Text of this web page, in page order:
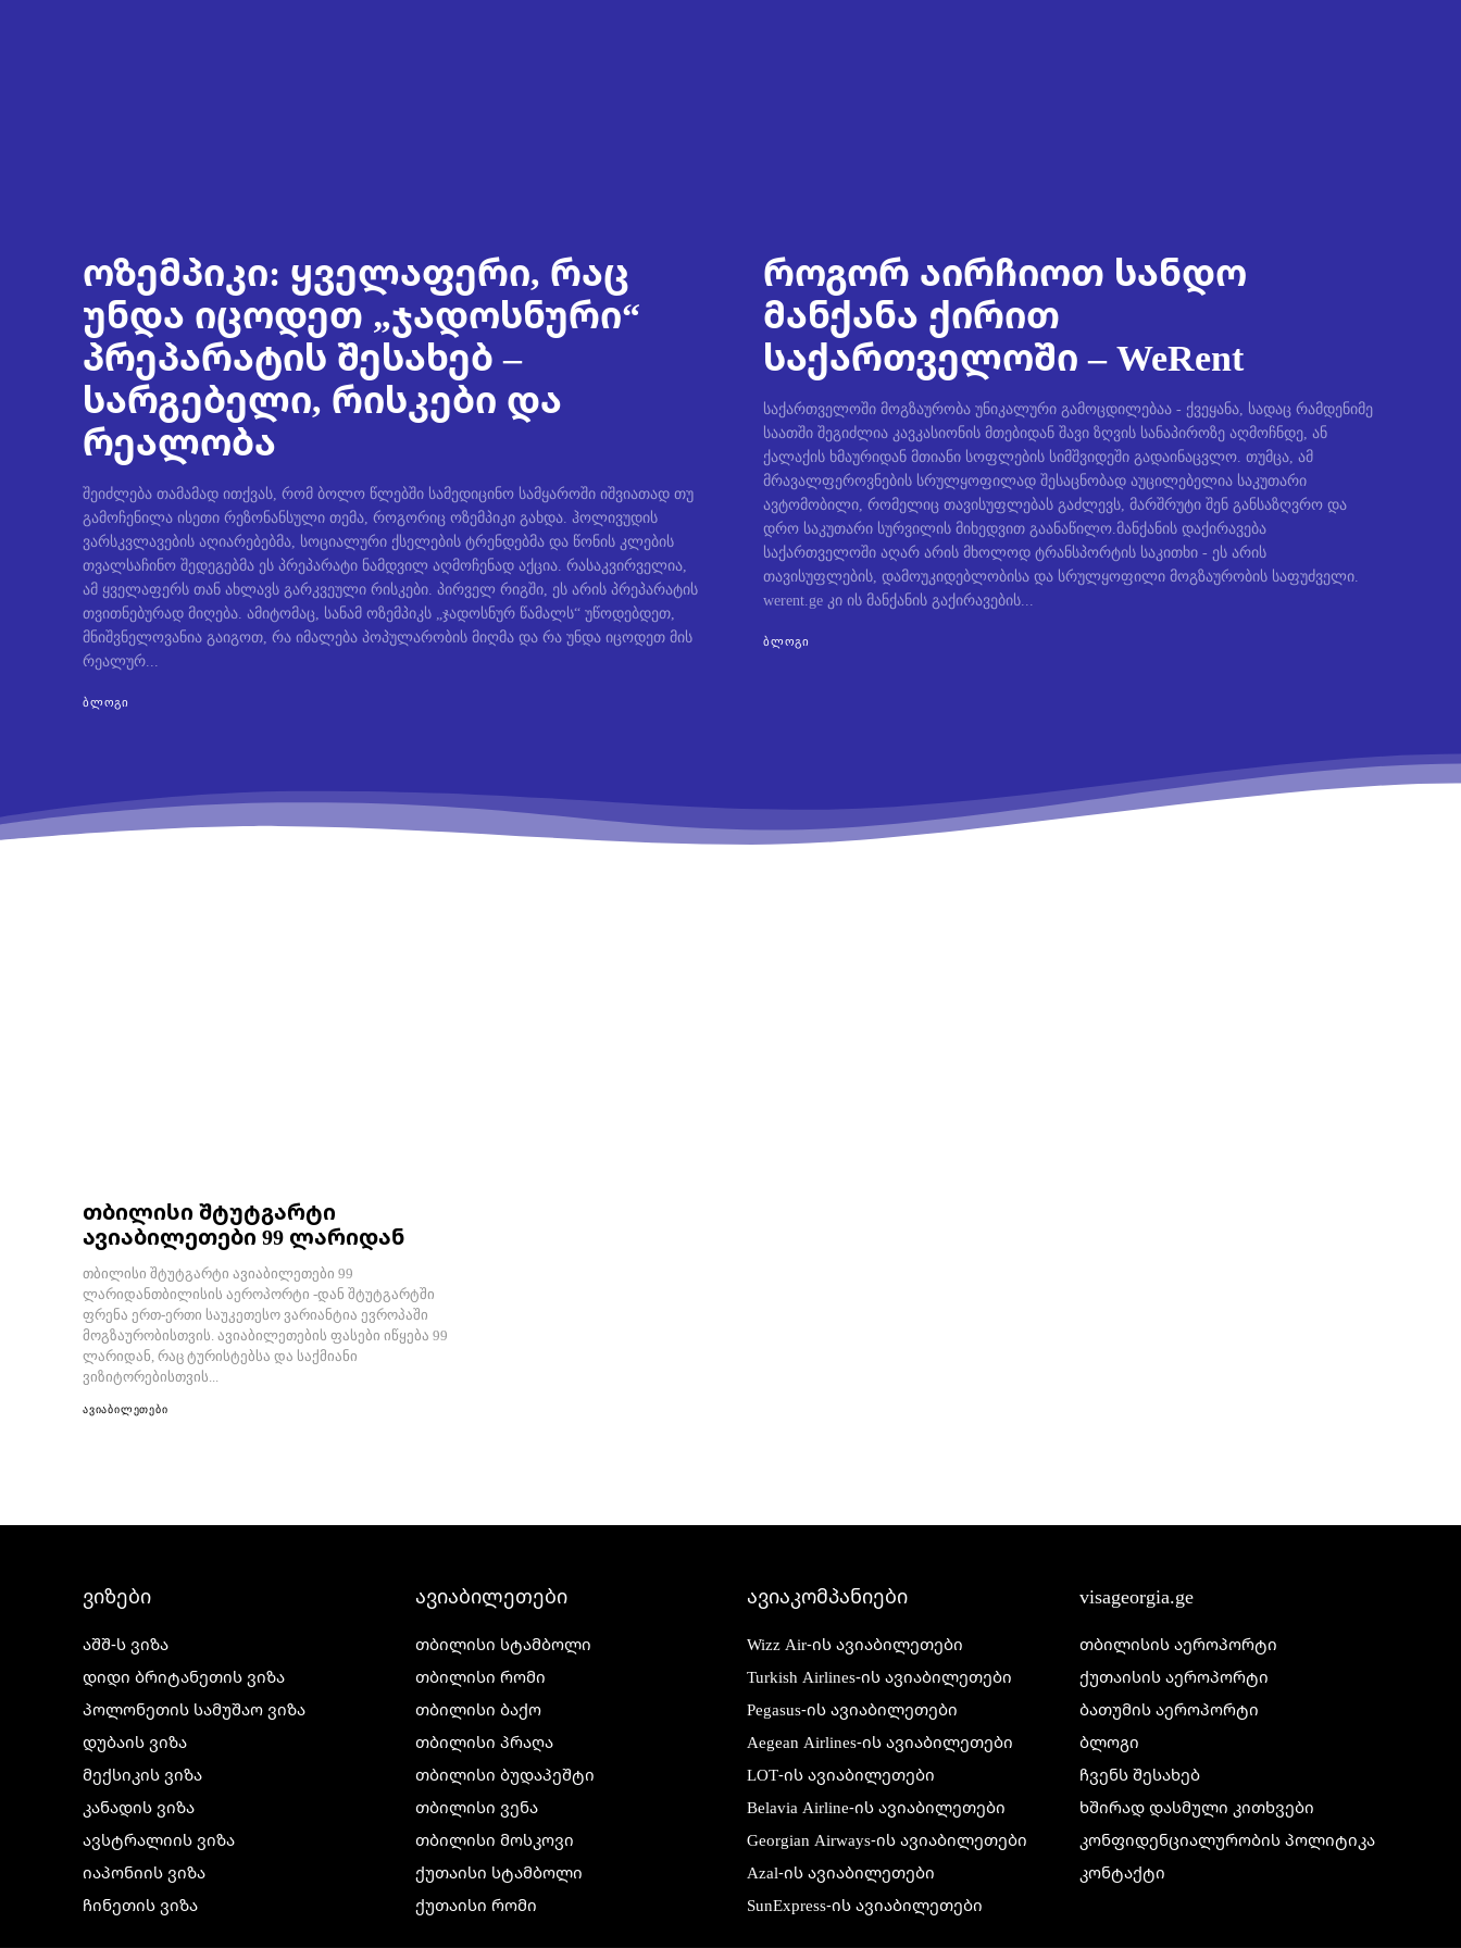
ოზემპიკი: ყველაფერი, რაც
უნდა იცოდეთ „ჯადოსნური“
პრეპარატის შესახებ –
სარგებელი, რისკები და
რეალობა
შეიძლება თამამად ითქვას, რომ ბოლო წლებში სამედიცინო სამყაროში იშვიათად თუ
გამოჩენილა ისეთი რეზონანსული თემა, როგორიც ოზემპიკი გახდა. ჰოლივუდის
ვარსკვლავების აღიარებებმა, სოციალური ქსელების ტრენდებმა და წონის კლების
თვალსაჩინო შედეგებმა ეს პრეპარატი ნამდვილ აღმოჩენად აქცია. რასაკვირველია,
ამ ყველაფერს თან ახლავს გარკვეული რისკები. პირველ რიგში, ეს არის პრეპარატის
თვითნებურად მიღება. ამიტომაც, სანამ ოზემპიკს „ჯადოსნურ წამალს“ უწოდებდეთ,
მნიშვნელოვანია გაიგოთ, რა იმალება პოპულარობის მიღმა და რა უნდა იცოდეთ მის
რეალურ...
ᲑᲚᲝᲒᲘ
როგორ აირჩიოთ სანდო
მანქანა ქირით
საქართველოში – WeRent
საქართველოში მოგზაურობა უნიკალური გამოცდილებაა - ქვეყანა, სადაც რამდენიმე
საათში შეგიძლია კავკასიონის მთებიდან შავი ზღვის სანაპიროზე აღმოჩნდე, ან
ქალაქის ხმაურიდან მთიანი სოფლების სიმშვიდეში გადაინაცვლო. თუმცა, ამ
მრავალფეროვნების სრულყოფილად შესაცნობად აუცილებელია საკუთარი
ავტომობილი, რომელიც თავისუფლებას გაძლევს, მარშრუტი შენ განსაზღვრო და
დრო საკუთარი სურვილის მიხედვით გაანაწილო.მანქანის დაქირავება
საქართველოში აღარ არის მხოლოდ ტრანსპორტის საკითხი - ეს არის
თავისუფლების, დამოუკიდებლობისა და სრულყოფილი მოგზაურობის საფუძველი.
werent.ge კი ის მანქანის გაქირავების...
ᲑᲚᲝᲒᲘ
თბილისი შტუტგარტი
ავიაბილეთები 99 ლარიდან
თბილისი შტუტგარტი ავიაბილეთები 99
ლარიდანთბილისის აეროპორტი -დან შტუტგარტში
ფრენა ერთ-ერთი საუკეთესო ვარიანტია ევროპაში
მოგზაურობისთვის. ავიაბილეთების ფასები იწყება 99
ლარიდან, რაც ტურისტებსა და საქმიანი
ვიზიტორებისთვის...
ავიაბილეთები
ვიზები
აშშ-ს ვიზა
დიდი ბრიტანეთის ვიზა
პოლონეთის სამუშაო ვიზა
დუბაის ვიზა
მექსიკის ვიზა
კანადის ვიზა
ავსტრალიის ვიზა
იაპონიის ვიზა
ჩინეთის ვიზა
ავიაბილეთები
თბილისი სტამბოლი
თბილისი რომი
თბილისი ბაქო
თბილისი პრაღა
თბილისი ბუდაპეშტი
თბილისი ვენა
თბილისი მოსკოვი
ქუთაისი სტამბოლი
ქუთაისი რომი
ავიაკომპანიები
Wizz Air-ის ავიაბილეთები
Turkish Airlines-ის ავიაბილეთები
Pegasus-ის ავიაბილეთები
Aegean Airlines-ის ავიაბილეთები
LOT-ის ავიაბილეთები
Belavia Airline-ის ავიაბილეთები
Georgian Airways-ის ავიაბილეთები
Azal-ის ავიაბილეთები
SunExpress-ის ავიაბილეთები
visageorgia.ge
თბილისის აეროპორტი
ქუთაისის აეროპორტი
ბათუმის აეროპორტი
ბლოგი
ჩვენს შესახებ
ხშირად დასმული კითხვები
კონფიდენციალურობის პოლიტიკა
კონტაქტი